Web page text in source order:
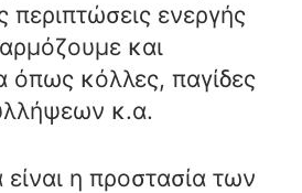
περιπτώσεις ενεργής
και
όπως κόλλες, παγίδες
κ.α.
η προστασία των